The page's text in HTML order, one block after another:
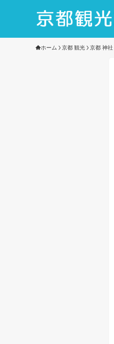
ホーム 京都 観光 京都 神社